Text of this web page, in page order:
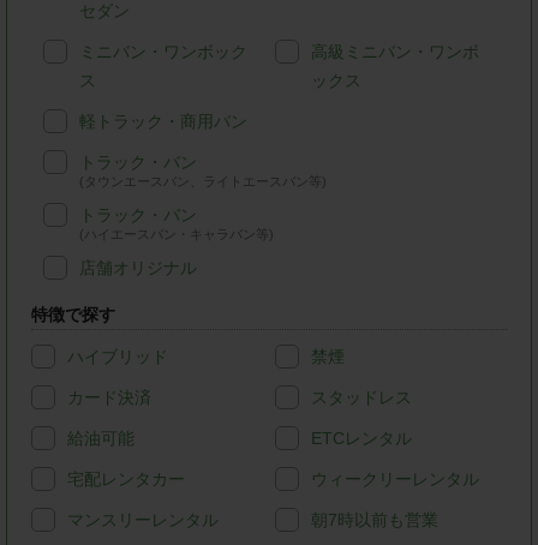
セダン
ミニバン・ワンボック
ス
高級ミニバン・ワンボ
ックス
軽トラック・商用バン
トラック・バン
(タウンエースバン、ライトエースバン等)
トラック・バン
(ハイエースバン・キャラバン等)
店舗オリジナル
特徴で探す
ハイブリッド 禁煙
カード決済 スタッドレス
給油可能 ETCレンタル
宅配レンタカー ウィークリーレンタル
マンスリーレンタル 朝7時以前も営業